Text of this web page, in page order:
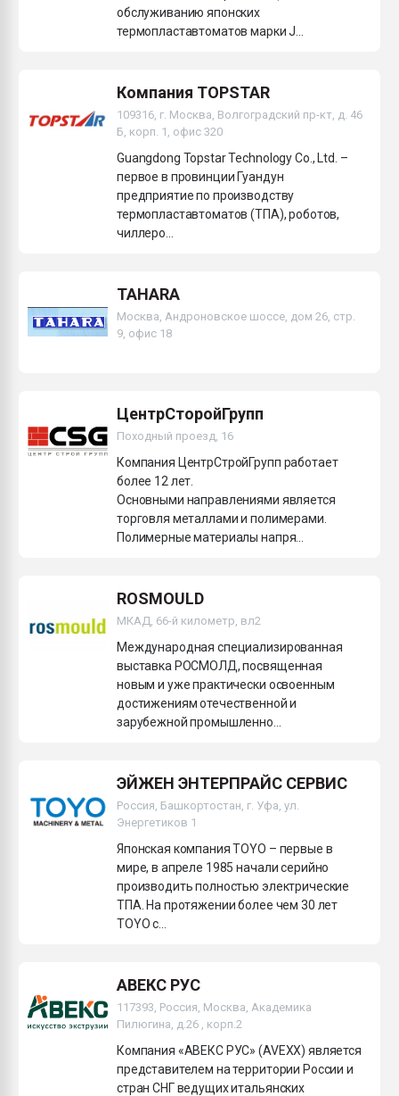
обслуживанию японских
термопластавтоматов марки J...
Компания TOPSTAR
109316, г. Москва, Волгоградский пр-кт, д. 46
Б, корп. 1, офис 320
Guangdong Topstar Technology Co., Ltd. –
первое в провинции Гуандун
предприятие по производству
термопластавтоматов (ТПА), роботов,
чиллеро...
TAHARA
Москва, Андроновское шоссе, дом 26, стр.
9, офис 18
ЦентрСторойГрупп
Походный проезд, 16
Компания ЦентрСтройГрупп работает
более 12 лет.
Основными направлениями является
торговля металлами и полимерами.
Полимерные материалы напря...
ROSMOULD
МКАД, 66-й километр, вл2
Международная специализированная
выставка РОСМОЛД, посвященная
новым и уже практически освоенным
достижениям отечественной и
зарубежной промышленно...
ЭЙЖЕН ЭНТЕРПРАЙС СЕРВИС
Россия, Башкортостан, г. Уфа, ул.
Энергетиков 1
Японская компания TOYO – первые в
мире, в апреле 1985 начали серийно
производить полностью электрические
ТПА. На протяжении более чем 30 лет
TOYO с...
АВЕКС РУС
117393, Россия, Москва, Академика
Пилюгина, д.26 , корп.2
Компания «АВЕКС РУС» (AVEXX) является
представителем на территории России и
стран СНГ ведущих итальянских